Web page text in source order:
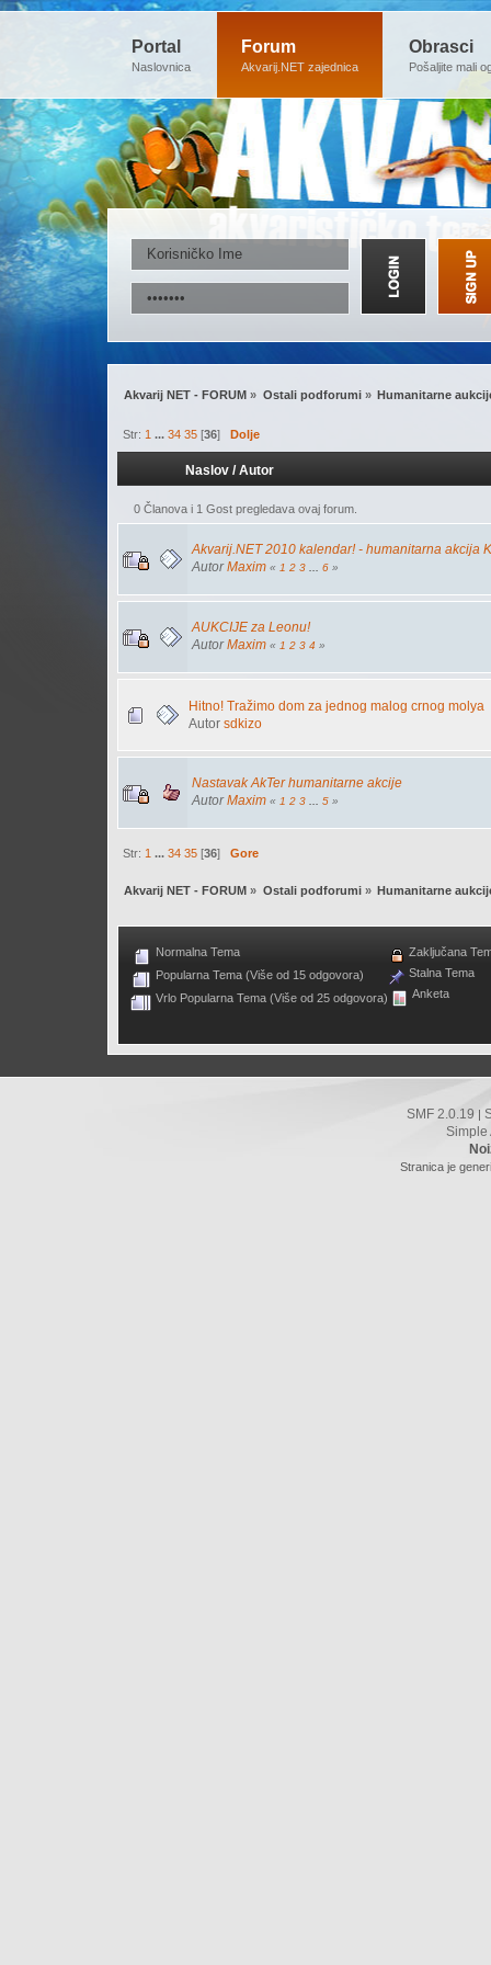
Portal
Naslovnica
Forum
Akvarij.NET zajednica
Obrasci
Pošaljite mali
Akvarij NET - FORUM » Ostali podforumi» Humanitarne
Str:1 ...34 35 [36] Dolje
Naslov /Autor
0 Članova i 1 Gost pregledava ovaj forum.
Akvarij.NET 2010 kalendar! - humanitarna akcija
AutorMaxim « 1 2 3 6 »
AUKCIJE za Leonu!
AutorMaxim « 1 2 3 4 »
Hitno! Tražimo dom za jednog malog crnog molya
Autor sdkizo
Nastavak AkTer humanitarne akcije
AutorMaxim « 1 2 3 5 »
Str: 1 ...34 35 [36]Gore
Akvarij NET - FORUM » Ostali podforumi» Humanitarne
Normalna Tema
Popularna Tema (Više od 15 odgovora)
Vrlo Popularna Tema (Više od 25 odgovora)
Zaključana
Stalna Tema
Anketa
SMF 2.0.19 |
Simple
Stranica je